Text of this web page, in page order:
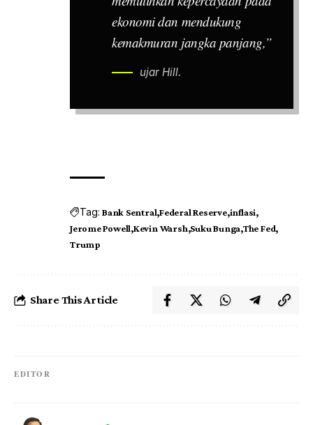
ekonomi dan mendukung
kemakmuran jangka panjang,”
ujar Hill.
Tag: Bank Sentral Federal Reserve inflasi
Jerome Powell Kevin Warsh Suku Bunga The Fed
Trump
Share This Article
EDITOR